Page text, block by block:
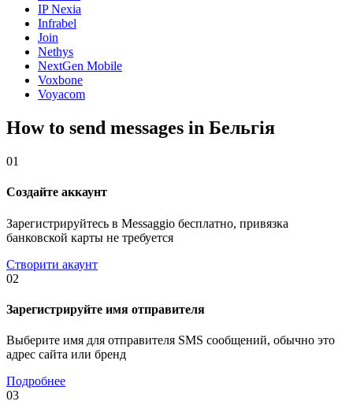
IP Nexia
Infrabel
Join
Nethys
NextGen Mobile
Voxbone
Voyacom
How to send messages in Бельгія
01
Создайте аккаунт
Зарегистрируйтесь в Messaggio бесплатно, привязка
банковской карты не требуется
Створити акаунт
02
Зарегистрируйте имя отправителя
Выберите имя для отправителя SMS сообщений, обычно это
адрес сайта или бренд
Подробнее
03